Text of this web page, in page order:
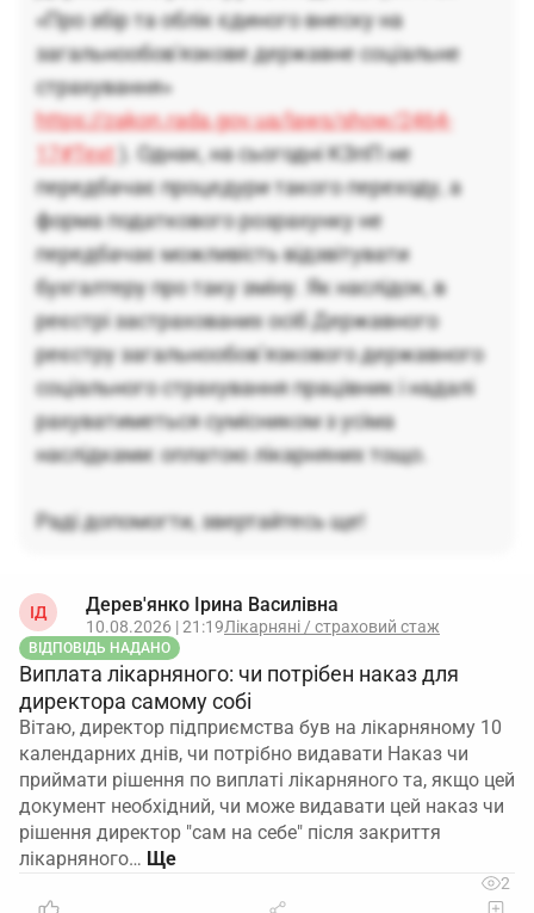
«Про збір та облік єдиного внеску на
загальнообов'язкове державне соціальне
страхування»
https://zakon.rada.gov.ua/laws/show/2464-
17#Text ). Однак, на сьогодні КЗпП не
передбачає процедури такого переходу, а
форма податкового розрахунку не
передбачає можливість відзвітувати
бухгалтеру про таку зміну. Як наслідок, в
реєстрі застрахованих осіб Державного
реєстру загальнообов’язкового державного
соціального страхування працівник і надалі
рахуватиметься сумісником з усіма
наслідками: оплатою лікарняних тощо.
Раді допомогти, звертайтесь ще!
ІД Дерев'янко Ірина Василівна
10.08.2026 | 21:19Лікарняні / страховий стаж
ВІДПОВІДЬ НАДАНО
Виплата лікарняного: чи потрібен наказ для
директора самому собі
Вітаю, директор підприємства був на лікарняному 10
календарних днів, чи потрібно видавати Наказ чи
приймати рішення по виплаті лікарняного та, якщо цей
документ необхідний, чи може видавати цей наказ чи
рішення директор "сам на себе" після закриття
лікарняного…
2